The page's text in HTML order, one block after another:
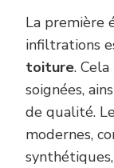
La première
infiltrations
toiture.
soignées,
de qualité.
modernes,